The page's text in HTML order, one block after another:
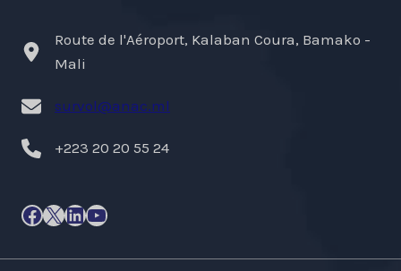
Route de l'Aéroport, Kalaban Coura, Bamako -
Mali
survol@anac.ml
+223 20 20 55 24
Facebook
X LinkedIn
YouTube